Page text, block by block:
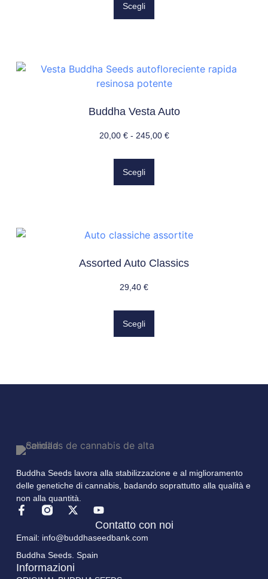
Scegli
Buddha Vesta Auto
20,00 € - 245,00 €
Scegli
Assorted Auto Classics
29,40 €
Scegli
Buddha Seeds lavora alla stabilizzazione e al miglioramento
delle genetiche di cannabis, badando soprattutto alla qualità e
non alla quantità.
Informazioni
Contatto con noi
Email: info@buddhaseedbank.com
Buddha Seeds. Spain